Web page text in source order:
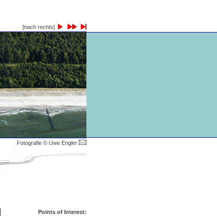
[nach rechts]
Fotografie © Uwe Engler
Points of Interest: